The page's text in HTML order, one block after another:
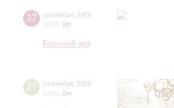
27 сентября 2016
20:00 Вт
Большой зал
27 сентября 2016
19:00 Вт